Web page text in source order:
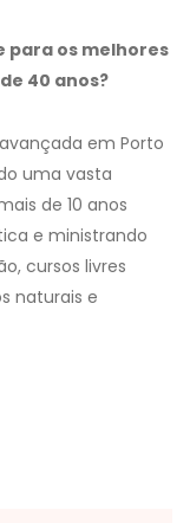
para os melhores
40 anos?
em Porto
uma vasta
de 10 anos
e ministrando
cursos livres
naturais e